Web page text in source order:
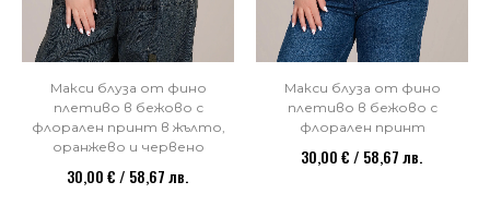
Макси блуза от фино
плетиво в бежово с
флорален принт в жълто,
оранжево и червено
30,00 € / 58,67 лв.
Макси блуза от фино
плетиво в бежово с
флорален принт
30,00 € / 58,67 лв.